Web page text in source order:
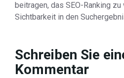
beitragen, das SEO-Ranking
Sichtbarkeit in den
Schreiben Sie
Kommentar